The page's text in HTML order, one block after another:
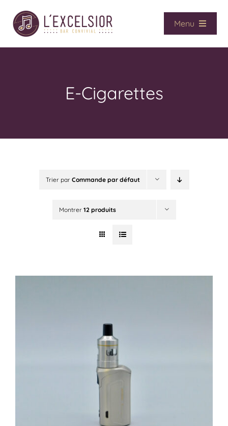
contenu
Menu
Accueil
Vape
E-Cigarettes
Trier par Commande par défaut
Montrer 12 produits